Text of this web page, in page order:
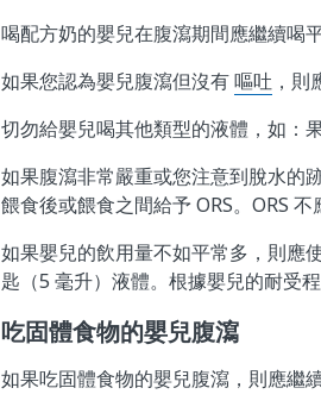
喝配方奶的嬰兒在腹瀉期間應繼續喝
如果您認為嬰兒腹瀉但沒有嘔吐 ，
切勿給嬰兒喝其他類型的液體，如：
如果腹瀉非常嚴重或您注意到脫水的
餵食後或餵食之間給予 ORS。ORS 不
如果嬰兒的飲用量不如平常多，則應
匙（5 毫升）液體。根據嬰兒的耐受
吃固體食物的嬰兒腹瀉
如果吃固體食物的嬰兒腹瀉，則應繼